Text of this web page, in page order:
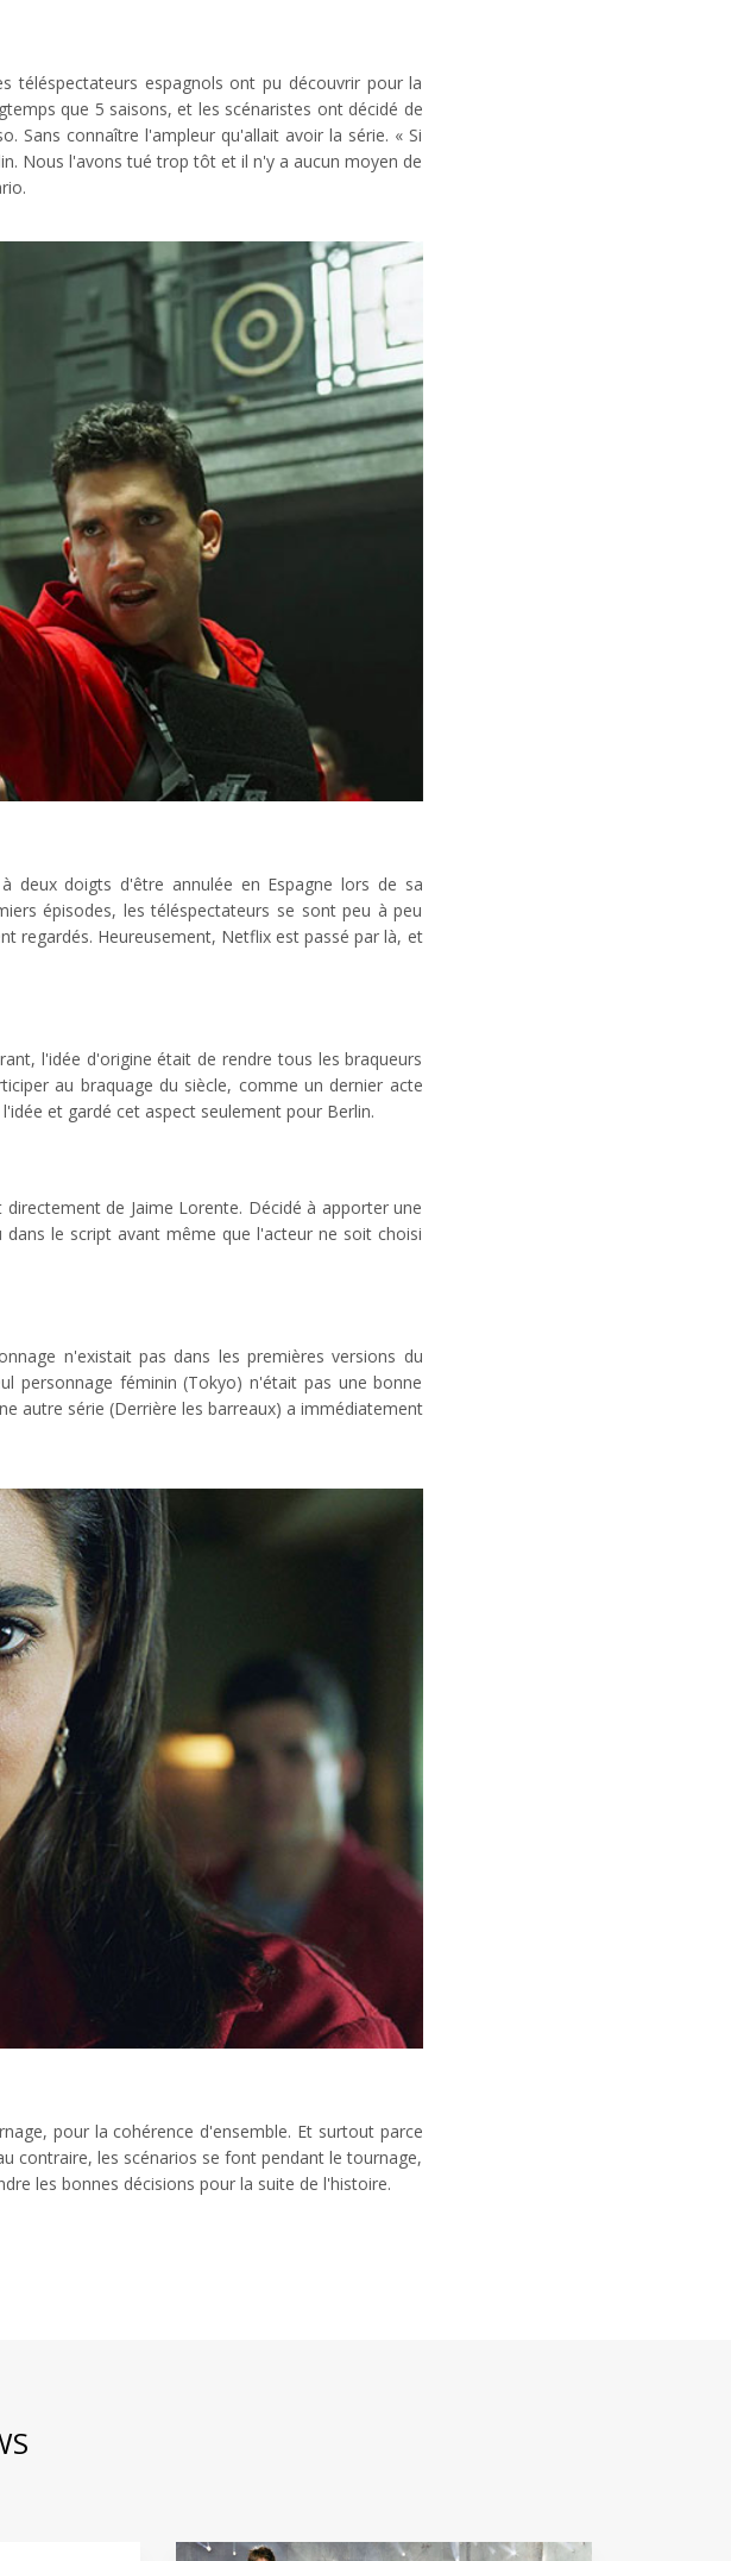
téléspectateurs espagnols ont pu découvrir pour la
que 5 saisons, et les scénaristes ont décidé de
Sans connaître l'ampleur qu'allait avoir la série. « Si
Nous l'avons tué trop tôt et il n'y a aucun moyen de
deux doigts d'être annulée en Espagne lors de sa
épisodes, les téléspectateurs se sont peu à peu
regardés. Heureusement, Netflix est passé par là, et
l'idée d'origine était de rendre tous les braqueurs
au braquage du siècle, comme un dernier acte
et gardé cet aspect seulement pour Berlin.
de Jaime Lorente. Décidé à apporter une
le script avant même que l'acteur ne soit choisi
n'existait pas dans les premières versions du
personnage féminin (Tokyo) n'était pas une bonne
autre série (Derrière les barreaux) a immédiatement
pour la cohérence d'ensemble. Et surtout parce
contraire, les scénarios se font pendant le tournage,
les bonnes décisions pour la suite de l'histoire.